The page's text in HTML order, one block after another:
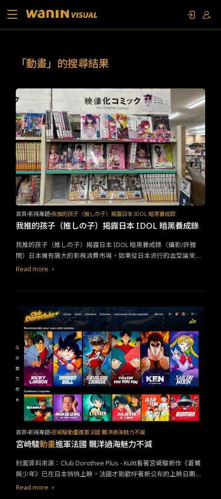
影視專題
聯繫我們
限定活動
TW EN JP KR
「動畫」的搜尋結果
首頁 影視專題 我推的孩子（推しの子）揭露日本 IDOL 暗黑養成錄
我推的孩子（推しの子）揭露日本 IDOL 暗黑養成錄
我推的孩子（推しの子）揭露日本 IDOL 暗黑養成錄（攝影/許雅
閔）日本擁有廣大的影視消費市場，如果從日本流行的血型論來
看，極有可能與本地泛Ａ型人格相關聯，追根究底，零用錢機制扮
響，相關傳媒也建立了深厚的跨界合作關係。這次要介紹的兩部作
品，不僅因為高人氣而實質的從紙本躍上影音平台，故事內容也深
究電視和廣播特性，以粉絲和作品角色及媒體的糾纏牽連，勾住視
聽眾的心。&nbsp;粉絲至上。看《我推的孩子》ＩＤＯＬ之死&nb
sp;&nbsp;《我推的孩子》（推しの子）為集英社於 2020 年開始連
載的漫畫作品，累計發行量於今年突破 1,200 萬冊，並於 4 月改編
為
動畫上映。作品名稱《我推的孩子》（推しの子）乍看之下令人
匪夷所思，如果瞭解日本 Idol（註：アイドル，指稱粉絲對其抱有
戀愛情感的藝人）次文化用語「推し」（註：粉絲支持的 Idol，名
詞），以及廣義語境下的動詞「支持」之意，即不難推測出故事圍
繞於 Idol 世家兩代以及他們與粉絲之間的相愛相殺關係。（翻攝自
X/Twitter）粉絲文化透過傳媒的無遠弗屆，將 Idol 推上人氣浪尖，
卻也同時也造成 Idol 的身心困擾。本作第 6 集便從劇情推演，挖掘
一步將 Idol 推上自絕之路。由於《我推的孩子》黑暗的故事情節，
與三年前 NETFLIX 真人實境秀《雙層公寓》（テラスハウス）木村
花的遭遇高度相似，推出後引來了木村花母親的關切，指稱：
Read more
首頁 影視專題 宮崎駿動畫進軍法國 飄洋過海魅力不減
宮崎駿動畫進軍法國 飄洋過海魅力不減
封面資料來源：Club Dorothee Plus - Kultt看著宮崎駿新作《蒼鷺
與少年》已在日本悄悄上映，法國才剛歡呼著新公布的上映日期。
即將在11月1日進入電影院，從各家媒體看見如此的高聲宣揚，不
Read more